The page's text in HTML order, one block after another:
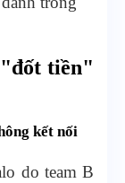
"đốt tiền"
kết nối
do team B